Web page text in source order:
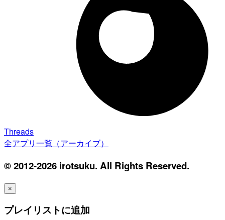
Threads
全アプリ一覧（アーカイブ）
© 2012-2026 irotsuku. All Rights Reserved.
×
プレイリストに追加